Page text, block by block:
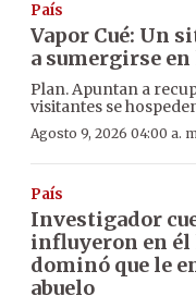
País
Vapor Cué: Un
a sumergirse
Plan. Apuntan a
visitantes se
Agosto 9, 2026 04:00 a.
País
Investigador
influyeron en él
dominó que le
abuelo